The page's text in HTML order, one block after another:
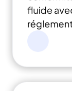
fluide